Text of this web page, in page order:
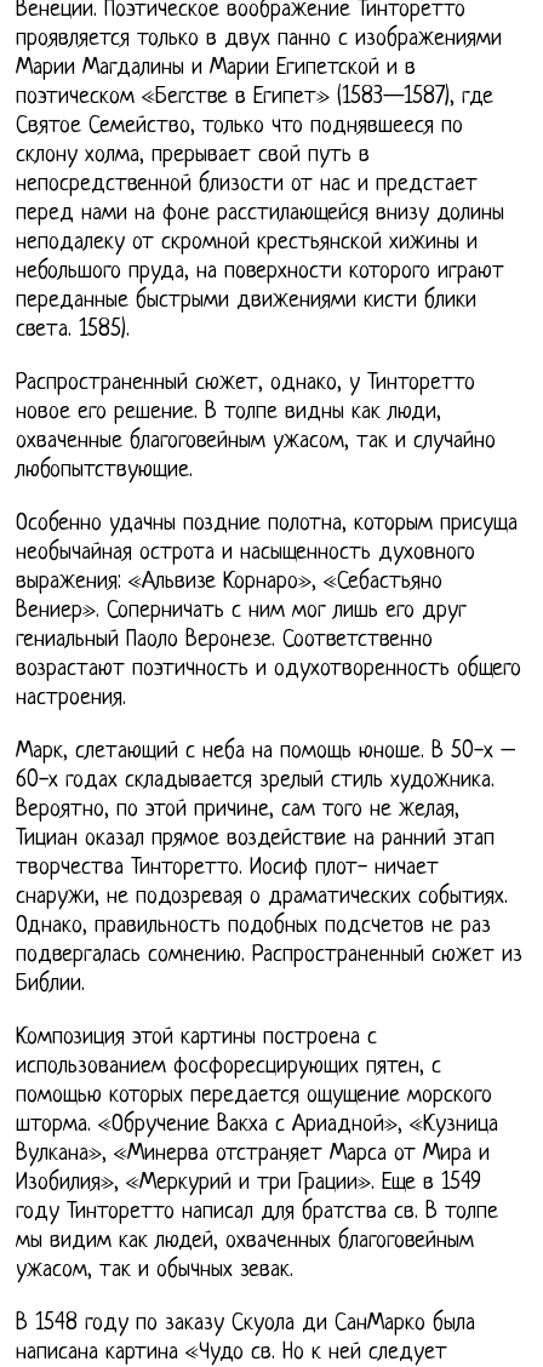
Венеции. Поэтическое воображение Тинторетто
проявляется только в двух панно с изображениями
Марии Магдалины и Марии Египетской и в
поэтическом «Бегстве в Египет» (1583—1587), где
Святое Семейство, только что поднявшееся по
склону холма, прерывает свой путь в
непосредственной близости от нас и предстает
перед нами на фоне расстилающейся внизу долины
неподалеку от скромной крестьянской хижины и
небольшого пруда, на поверхности которого играют
переданные быстрыми движениями кисти блики
света. 1585).
Распространенный сюжет, однако, у Тинторетто
новое его решение. В толпе видны как люди,
охваченные благоговейным ужасом, так и случайно
любопытствующие.
Особенно удачны поздние полотна, которым присуща
необычайная острота и насыщенность духовного
выражения: «Альвизе Корнаро», «Себастьяно
Вениер». Соперничать с ним мог лишь его друг
гениальный Паоло Веронезе. Соответственно
возрастают поэтичность и одухотворенность общего
настроения.
Марк, слетающий с неба на помощь юноше. В 50-х –
60-х годах складывается зрелый стиль художника.
Вероятно, по этой причине, сам того не желая,
Тициан оказал прямое воздействие на ранний этап
творчества Тинторетто. Иосиф плот- ничает
снаружи, не подозревая о драматических событиях.
Однако, правильность подобных подсчетов не раз
подвергалась сомнению. Распространенный сюжет из
Библии.
Композиция этой картины построена с
использованием фосфоресцирующих пятен, с
помощью которых передается ощущение морского
шторма. «Обручение Вакха с Ариадной», «Кузница
Вулкана», «Минерва отстраняет Марса от Мира и
Изобилия», «Меркурий и три Грации». Еще в 1549
году Тинторетто написал для братства св. В толпе
мы видим как людей, охваченных благоговейным
ужасом, так и обычных зевак.
В 1548 году по заказу Скуола ди СанМарко была
написана картина «Чудо св. Но к ней следует